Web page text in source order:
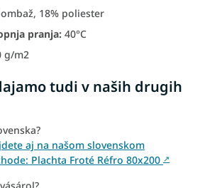
18% poliester
pranja: 40°C
g/m2
tudi v naših drugih
aj na našom slovenskom
Plachta Froté Réfro 80x200 ↗